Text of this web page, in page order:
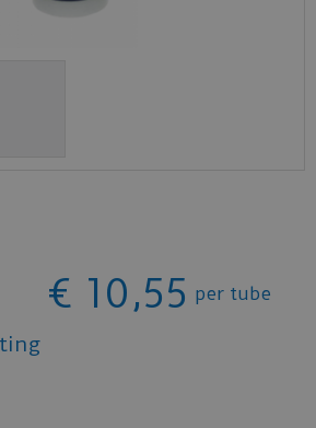
€ 10,55 per tube